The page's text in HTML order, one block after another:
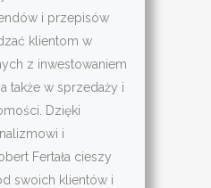
i przepisów
klientom w
z inwestowaniem
także w sprzedaży i
Dzięki
i
Fertała cieszy
swoich klientów i